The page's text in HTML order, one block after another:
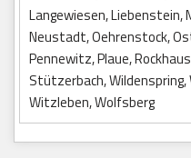
Langewiesen, Liebenstein,
Neustadt, Oehrenstock,
Pennewitz, Plaue,
Stützerbach,
Witzleben, Wolfsberg